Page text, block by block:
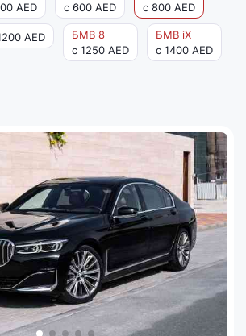
AED
с 600 AED
с 800 AED
AED
БМВ 8
с 1250 AED
БМВ iX
с 1400 AED